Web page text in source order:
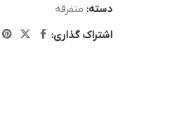
دسته: متفرقه
اشتراک گذاری: